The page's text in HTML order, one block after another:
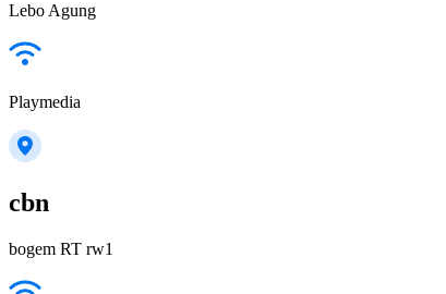
Lebo Agung
Playmedia
cbn
bogem RT rw1